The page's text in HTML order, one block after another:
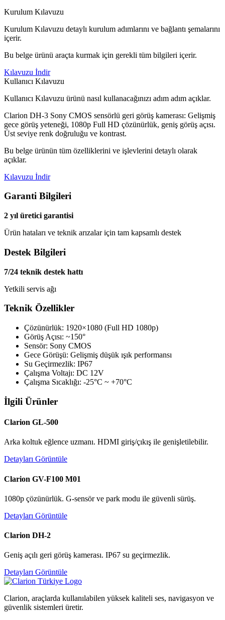
Kurulum Kılavuzu
Kurulum Kılavuzu detaylı kurulum adımlarını ve bağlantı şemalarını
içerir.
Bu belge ürünü araçta kurmak için gerekli tüm bilgileri içerir.
Kılavuzu İndir
Kullanıcı Kılavuzu
Kullanıcı Kılavuzu ürünü nasıl kullanacağınızı adım adım açıklar.
Clarion DH-3 Sony CMOS sensörlü geri görüş kamerası: Gelişmiş
gece görüş yeteneği, 1080p Full HD çözünürlük, geniş görüş açısı.
Üst seviye renk doğruluğu ve kontrast.
Bu belge ürünün tüm özelliklerini ve işlevlerini detaylı olarak
açıklar.
Kılavuzu İndir
Garanti Bilgileri
2 yıl üretici garantisi
Ürün hataları ve teknik arızalar için tam kapsamlı destek
Destek Bilgileri
7/24 teknik destek hattı
Yetkili servis ağı
Teknik Özellikler
Çözünürlük: 1920×1080 (Full HD 1080p)
Görüş Açısı: ~150°
Sensör: Sony CMOS
Gece Görüşü: Gelişmiş düşük ışık performansı
Su Geçirmezlik: IP67
Çalışma Voltajı: DC 12V
Çalışma Sıcaklığı: -25°C ~ +70°C
İlgili Ürünler
Clarion GL-500
Arka koltuk eğlence uzmanı. HDMI giriş/çıkış ile genişletilebilir.
Detayları Görüntüle
Clarion GV-F100 M01
1080p çözünürlük. G-sensör ve park modu ile güvenli sürüş.
Detayları Görüntüle
Clarion DH-2
Geniş açılı geri görüş kamerası. IP67 su geçirmezlik.
Detayları Görüntüle
Clarion, araçlarda kullanılabilen yüksek kaliteli ses, navigasyon ve
güvenlik sistemleri üretir.